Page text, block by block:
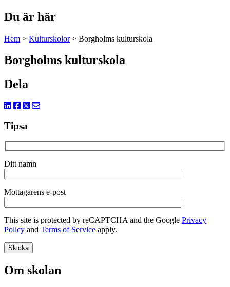
Du är här
Hem > Kulturskolor> Borgholms kulturskola
Borgholms kulturskola
Dela
Tipsa
Ditt namn
Mottagarens e-post
This site is protected by reCAPTCHA and the Google Privacy
Policy and Terms of Service apply.
Om skolan